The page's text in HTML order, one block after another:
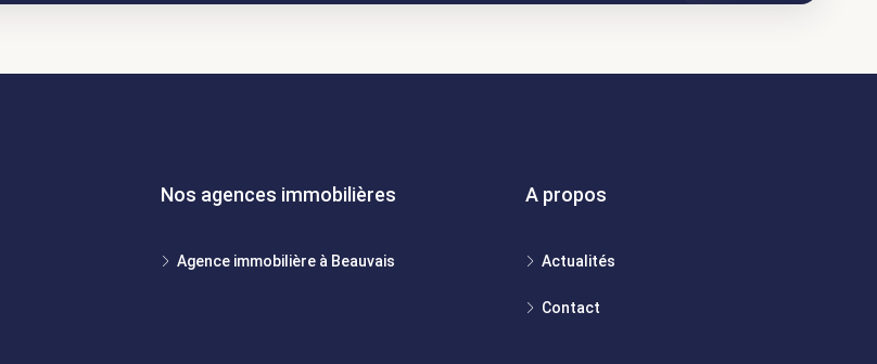
Nos agences immobilières
Agence immobilière à Beauvais
A propos
Actualités
Contact